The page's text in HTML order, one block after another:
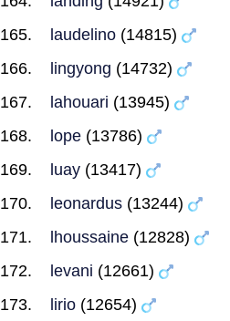
laudelino (14815)
lingyong (14732)
lahouari (13945)
lope (13786)
luay (13417)
leonardus (13244)
lhoussaine (12828)
levani (12661)
lirio (12654)